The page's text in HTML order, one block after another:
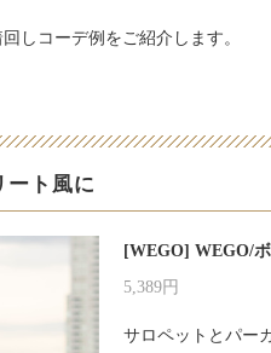
しコーデ例をご紹介します。
ート風に
[WEGO] WEGO/
5,389円
サロペットとパー